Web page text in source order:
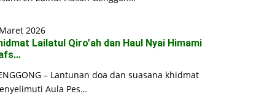
2026
Lailatul Qiro’ah dan Haul Nyai Himami
– Lantunan doa dan suasana khidmat
Aula Pes…